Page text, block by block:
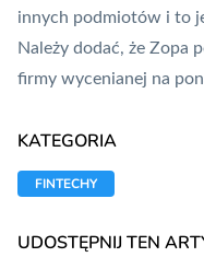
innych podmiotów i to
Należy dodać, że Zopa
firmy wycenianej na
KATEGORIA
FINTECHY
UDOSTĘPNIJ TEN